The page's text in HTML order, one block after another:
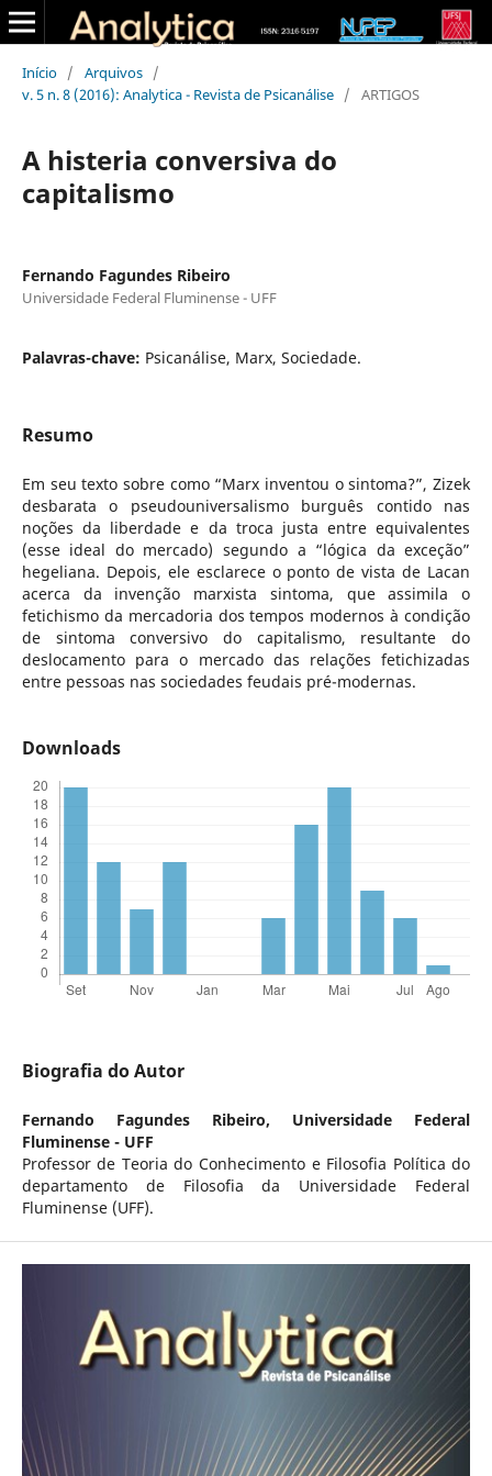
Início / Arquivos /
v. 5 n. 8 (2016): Analytica - Revista de Psicanálise / ARTIGOS
A histeria conversiva do
capitalismo
Fernando Fagundes Ribeiro
Universidade Federal Fluminense - UFF
Palavras-chave: Psicanálise, Marx, Sociedade.
Resumo
Em seu texto sobre como “Marx inventou o sintoma?”, Zizek
desbarata o pseudouniversalismo burguês contido nas
noções da liberdade e da troca justa entre equivalentes
(esse ideal do mercado) segundo a “lógica da exceção”
hegeliana. Depois, ele esclarece o ponto de vista de Lacan
acerca da invenção marxista sintoma, que assimila o
fetichismo da mercadoria dos tempos modernos à condição
de sintoma conversivo do capitalismo, resultante do
deslocamento para o mercado das relações fetichizadas
entre pessoas nas sociedades feudais pré-modernas.
Downloads
Biografia do Autor
Fernando Fagundes Ribeiro, Universidade Federal
Fluminense - UFF
Professor de Teoria do Conhecimento e Filosofia Política do
departamento de Filosofia da Universidade Federal
Fluminense (UFF).